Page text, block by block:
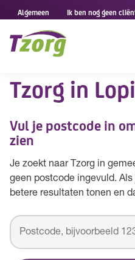
Algemeen Ik ben nog geen
Tzorg in
Vul je postcode in
zien
Je zoekt naar Tzorg in
geen postcode ingevuld.
betere resultaten tonen en